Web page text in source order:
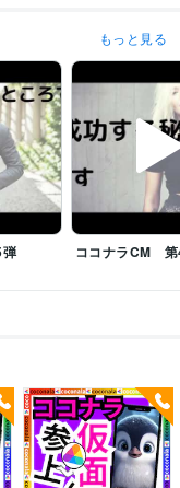
・・『恥ずかしくて見た
母親に褒められた・・・・
育祭で全種目1位と
ヤバい点取って先生にシ
都内某ホール、都内某神
多数 国内美容大会パー
入賞経験多数
国内美容
スプレッドシート:5年
を笑わせる心意気:20年
見つける:20年
マ施術:10年
もっと見る
ココナラCM